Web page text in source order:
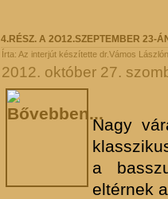
4.RÉSZ. A 2O12.SZEPTEMBER 23-
Írta: Az interjút készítette dr.Vámos
2012. október 27.
Nagy
a
eltérnek